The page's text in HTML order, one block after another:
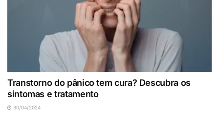
Transtorno do pânico tem cura? Descubra os
sintomas e tratamento
30/04/2024